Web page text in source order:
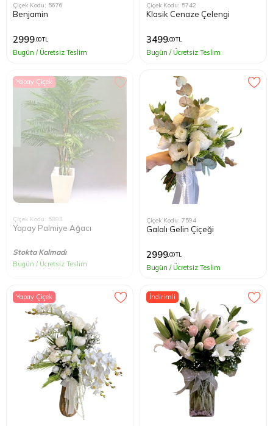
Çiçek Kodu: 5676
Benjamin
2999,00 TL
Bugün / Ücretsiz Teslim
Çiçek Kodu: 5742
Klasik Cenaze Çelengi
3499,00 TL
Bugün / Ücretsiz Teslim
Yapay Çiçek
Çiçek Kodu: 5883
Yapay Palmiye Ağacı
Stokta Kalmadı
Bugün / Ücretsiz Teslim
Çiçek Kodu: 7594
Galalı Gelin Çiçeği
2999,00 TL
Bugün / Ücretsiz Teslim
Yapay Çiçek İndirimli